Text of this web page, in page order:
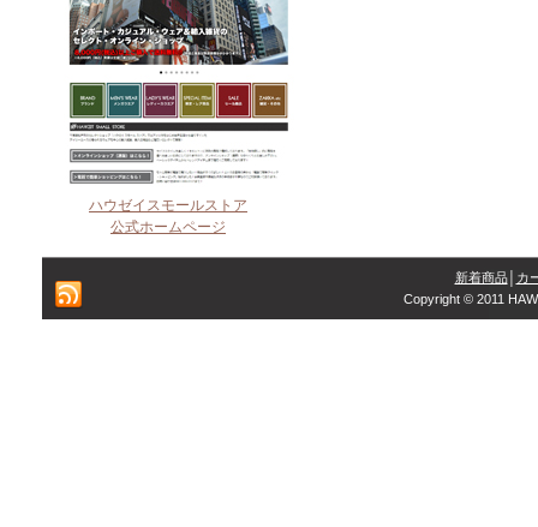
ハウゼイスモールストア
公式ホームページ
新着商品│
カ
Copyright © 2011